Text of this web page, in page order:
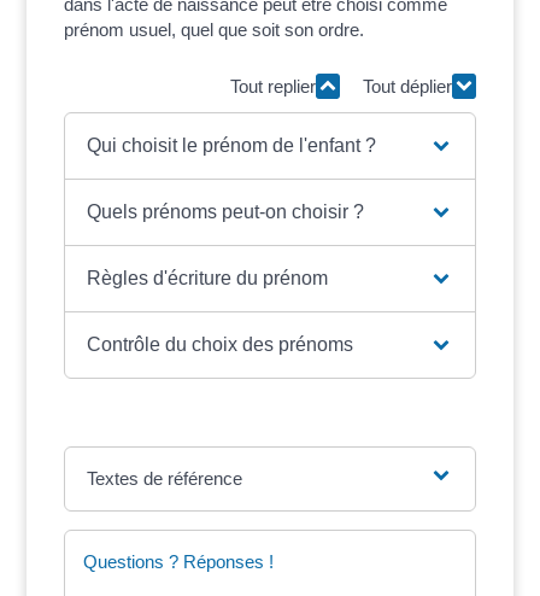
prénom usuel, quel que soit son ordre.
Tout replier Tout déplier
Qui choisit le prénom de l'enfant ?
Quels prénoms peut-on choisir ?
Règles d'écriture du prénom
Contrôle du choix des prénoms
Textes de référence
Questions ? Réponses !